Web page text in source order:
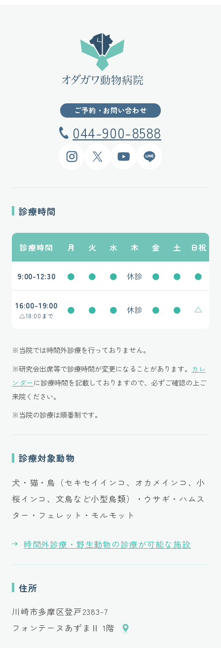
ご予約・お問い合わせ
044-900-8588
InstagramX YouTube LINE
診療時間
診療時間 月 火 水 木 金 土 日祝
9:00-12:30 ● ● ● 休診 ● ● ●
16:00-19:00
△18:00まで
● ● ● 休診 ● ● △
※当院では時間外診療を行っておりません。
※研究会出席等で診療時間が変更になることがあります。 カレ
ンダー に診療時間を記載しておりますので、必ずご確認の上ご
来院ください。
※当院の診療は順番制です。
診療対象動物
犬・猫・鳥（セキセイインコ、オカメインコ、小
桜インコ、文鳥など小型鳥類）・ウサギ・ハムス
ター・フェレット・モルモット
時間外診療・野生動物の診療が可能な施設
住所
川崎市多摩区登戸2383-7
フォンテーヌあずまⅡ 1階